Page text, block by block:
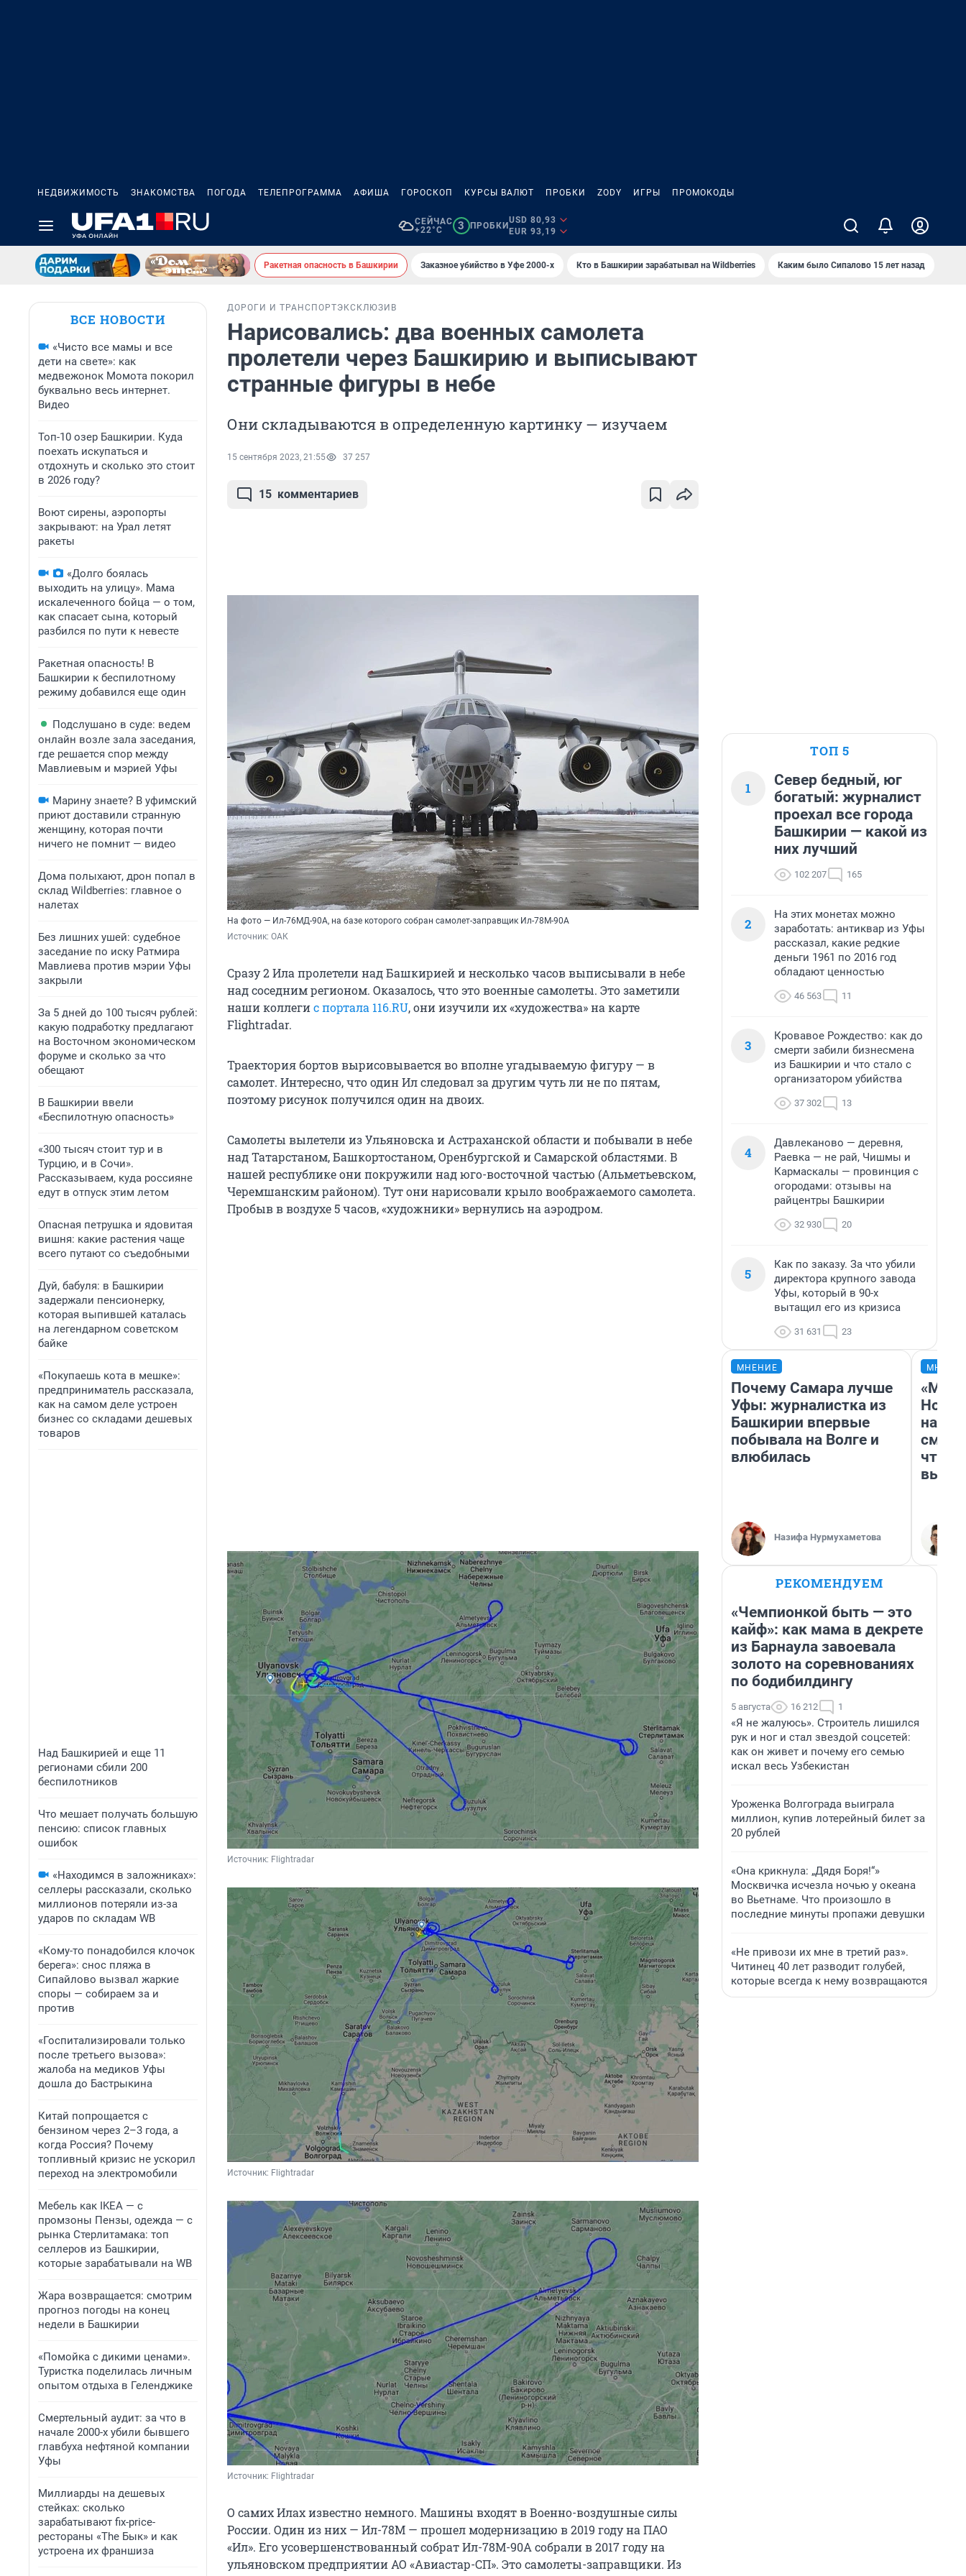
НЕДВИЖИМОСТЬ ЗНАКОМСТВА ПОГОДА ТЕЛЕПРОГРАММА АФИША ГОРОСКОП КУРСЫ ВАЛЮТ ПРОБКИ ZODY ИГРЫ ПРОМОКОДЫ
СЕЙЧАС
+22°C
3 ПРОБКИ
USD 80,93
EUR 93,19
Ракетная опасность в Башкирии Заказное убийство в Уфе 2000-х Кто в Башкирии зарабатывал на Wildberries Каким было Сипалово 15 лет назад
ВСЕ НОВОСТИ
«Чисто все мамы и все
дети на свете»: как
медвежонок Момота покорил
буквально весь интернет.
Видео
Топ-10 озер Башкирии. Куда
поехать искупаться и
отдохнуть и сколько это стоит
в 2026 году?
Воют сирены, аэропорты
закрывают: на Урал летят
ракеты
«Долго боялась
выходить на улицу». Мама
искалеченного бойца — о том,
как спасает сына, который
разбился по пути к невесте
Ракетная опасность! В
Башкирии к беспилотному
режиму добавился еще один
Подслушано в суде: ведем
онлайн возле зала заседания,
где решается спор между
Мавлиевым и мэрией Уфы
Марину знаете? В уфимский
приют доставили странную
женщину, которая почти
ничего не помнит — видео
Дома полыхают, дрон попал в
склад Wildberries: главное о
налетах
Без лишних ушей: судебное
заседание по иску Ратмира
Мавлиева против мэрии Уфы
закрыли
За 5 дней до 100 тысяч рублей:
какую подработку предлагают
на Восточном экономическом
форуме и сколько за что
обещают
В Башкирии ввели
«Беспилотную опасность»
«300 тысяч стоит тур и в
Турцию, и в Сочи».
Рассказываем, куда россияне
едут в отпуск этим летом
Опасная петрушка и ядовитая
вишня: какие растения чаще
всего путают со съедобными
Дуй, бабуля: в Башкирии
задержали пенсионерку,
которая выпившей каталась
на легендарном советском
байке
«Покупаешь кота в мешке»:
предприниматель рассказала,
как на самом деле устроен
бизнес со складами дешевых
товаров
Над Башкирией и еще 11
регионами сбили 200
беспилотников
Что мешает получать большую
пенсию: список главных
ошибок
«Находимся в заложниках»:
селлеры рассказали, сколько
миллионов потеряли из-за
ударов по складам WB
«Кому-то понадобился клочок
берега»: снос пляжа в
Сипайлово вызвал жаркие
споры — собираем за и
против
«Госпитализировали только
после третьего вызова»:
жалоба на медиков Уфы
дошла до Бастрыкина
Китай попрощается с
бензином через 2–3 года, а
когда Россия? Почему
топливный кризис не ускорил
переход на электромобили
Мебель как IKEA — с
промзоны Пензы, одежда — с
рынка Стерлитамака: топ
селлеров из Башкирии,
которые зарабатывали на WB
Жара возвращается: смотрим
прогноз погоды на конец
недели в Башкирии
«Помойка с дикими ценами».
Туристка поделилась личным
опытом отдыха в Геленджике
Смертельный аудит: за что в
начале 2000-х убили бывшего
главбуха нефтяной компании
Уфы
Миллиарды на дешевых
стейках: сколько
зарабатывают fix-price-
рестораны «The Бык» и как
устроена их франшиза
ДОРОГИ И ТРАНСПОРТЭКСКЛЮЗИВ
Нарисовались: два военных самолета
пролетели через Башкирию и выписывают
странные фигуры в небе
Они складываются в определенную картинку — изучаем
15 сентября 2023, 21:55 37 257
15 комментариев
На фото — Ил-76МД-90А, на базе которого собран самолет-заправщик Ил-78М-90А
Источник: ОАК
Сразу 2 Ила пролетели над Башкирией и несколько часов выписывали в небе
над соседним регионом. Оказалось, что это военные самолеты. Это заметили
наши коллегис портала 116.RU, они изучили их «художества» на карте
Flightradar.
Траектория бортов вырисовывается во вполне угадываемую фигуру — в
самолет. Интересно, что один Ил следовал за другим чуть ли не по пятам,
поэтому рисунок получился один на двоих.
Самолеты вылетели из Ульяновска и Астраханской области и побывали в небе
над Татарстаном, Башкортостаном, Оренбургской и Самарской областями. В
нашей республике они покружили над юго-восточной частью (Альметьевском,
Черемшанским районом). Тут они нарисовали крыло воображаемого самолета.
Пробыв в воздухе 5 часов, «художники» вернулись на аэродром.
Источник: Flightradar
Источник: Flightradar
Источник: Flightradar
О самих Илах известно немного. Машины входят в Военно-воздушные силы
России. Один из них — Ил-78М — прошел модернизацию в 2019 году на ПАО
«Ил». Его усовершенствованный собрат Ил-78M-90A собрали в 2017 году на
ульяновском предприятии АО «Авиастар-СП». Это самолеты-заправщики. Из
ТОП 5
1
Север бедный, юг
богатый: журналист
проехал все города
Башкирии — какой из
них лучший
102 207 165
2
На этих монетах можно
заработать: антиквар из Уфы
рассказал, какие редкие
деньги 1961 по 2016 год
обладают ценностью
46 563 11
3
Кровавое Рождество: как до
смерти забили бизнесмена
из Башкирии и что стало с
организатором убийства
37 302 13
4
Давлеканово — деревня,
Раевка — не рай, Чишмы и
Кармаскалы — провинция с
огородами: отзывы на
райцентры Башкирии
32 930 20
5
Как по заказу. За что убили
директора крупного завода
Уфы, который в 90-х
вытащил его из кризиса
31 631 23
МНЕНИЕ
Почему Самара лучше
Уфы: журналистка из
Башкирии впервые
побывала на Волге и
влюбилась
Назифа Нурмухаметова
«Мы
РЕКОМЕНДУЕМ
«Чемпионкой быть — это
кайф»: как мама в декрете
из Барнаула завоевала
золото на соревнованиях
по бодибилдингу
5 августа 16 212 1
«Я не жалуюсь». Строитель лишился
рук и ног и стал звездой соцсетей:
как он живет и почему его семью
искал весь Узбекистан
Уроженка Волгограда выиграла
миллион, купив лотерейный билет за
20 рублей
«Она крикнула: „Дядя Боря!“»
Москвичка исчезла ночью у океана
во Вьетнаме. Что произошло в
последние минуты пропажи девушки
«Не привози их мне в третий раз».
Читинец 40 лет разводит голубей,
которые всегда к нему возвращаются